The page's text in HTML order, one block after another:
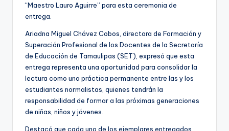
“Maestro Lauro Aguirre” para esta ceremonia de
entrega.
Ariadna Miguel Chávez Cobos, directora de Formación y
Superación Profesional de los Docentes de la Secretaría
de Educación de Tamaulipas (SET), expresó que esta
entrega representa una oportunidad para consolidar la
lectura como una práctica permanente entre las y los
estudiantes normalistas, quienes tendrán la
responsabilidad de formar a las próximas generaciones
de niñas, niños y jóvenes.
Destacó que cada uno de los ejemplares entregados